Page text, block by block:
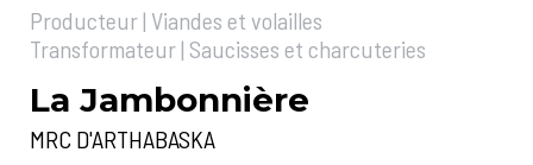
Producteur | Viandes et volailles
Transformateur | Saucisses et charcuteries
La Jambonnière
MRC D'ARTHABASKA